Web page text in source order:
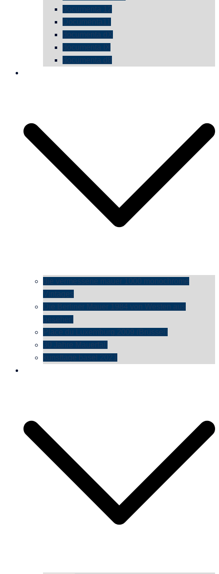
documenta 12
Documenta11
documenta dX
documenta IX
documenta d8
die vermessene mauer 1000 monochrome
Vintages
Die Berliner Mauer 1984 von Westen aus
gesehen
Place du Luxemburg 2009 (Brüssel)
30 Jahre Mauerfall
kunsttage basel 2021